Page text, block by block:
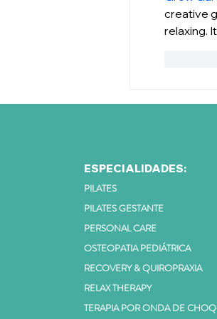
creative
relaxing.
ESPECIALIDADES:
PILATES
PILATES GESTANTE
PERSONAL CARE
OSTEOPATIA PEDIÁTRICA
RECOVERY & QUIROPRAXIA
RELAX THERAPY
TERAPIA POR ONDA DE